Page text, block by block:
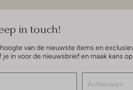
in touch!
van de nieuwste items en
je in voor de nieuwsbrief en maak kans